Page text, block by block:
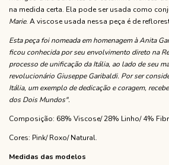
na medida certa. Ela pode ser usada como
Marie. A viscose usada nessa peça é de
Esta peça foi nomeada em homenagem à Anita
ficou conhecida por seu envolvimento direto na
processo de unificação da Itália, ao lado de seu
revolucionário Giuseppe Garibaldi. Por ser
Itália, um exemplo de dedicação e coragem,
dos Dois Mundos".
Composição: 68% Viscose/ 28% Linho/ 4%
Cores: Pink/ Roxo/ Natural.
Medidas das modelos